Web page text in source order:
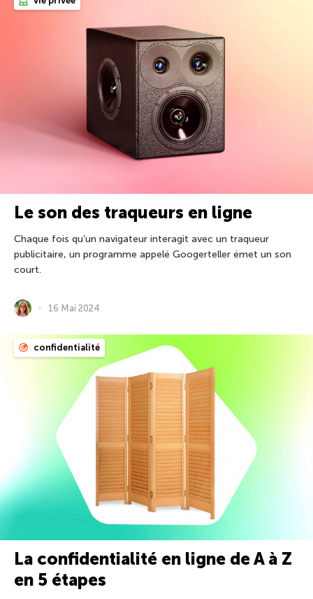
Le son des traqueurs en ligne
Chaque fois qu’un navigateur interagit avec un traqueur
publicitaire, un programme appelé Googerteller émet un son
court.
16 Mai 2024
confidentialité
La confidentialité en ligne de A à Z
en 5 étapes